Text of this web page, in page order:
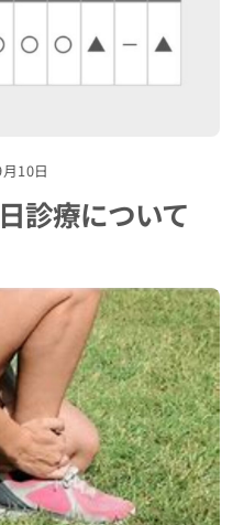
10日
診療について